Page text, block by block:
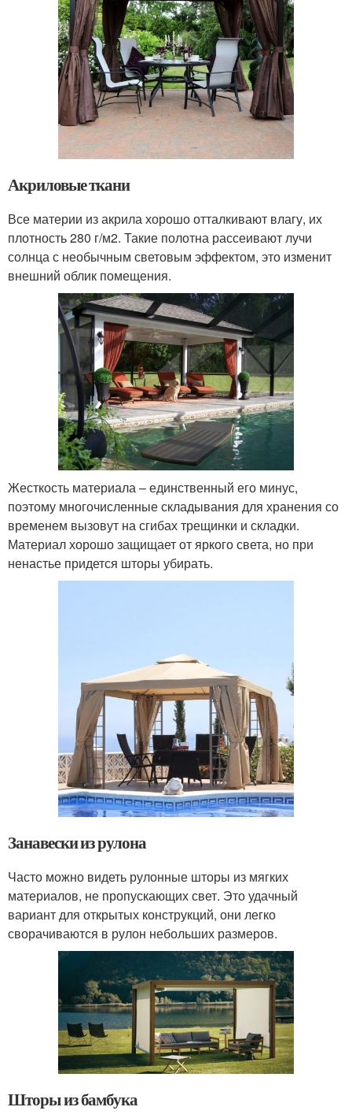
Акриловые ткани
Все материи из акрила хорошо отталкивают влагу, их
плотность 280 г/м2. Такие полотна рассеивают лучи
солнца с необычным световым эффектом, это изменит
внешний облик помещения.
Жесткость материала – единственный его минус,
поэтому многочисленные складывания для хранения со
временем вызовут на сгибах трещинки и складки.
Материал хорошо защищает от яркого света, но при
ненастье придется шторы убирать.
Занавески из рулона
Часто можно видеть рулонные шторы из мягких
материалов, не пропускающих свет. Это удачный
вариант для открытых конструкций, они легко
сворачиваются в рулон небольших размеров.
Шторы из бамбука